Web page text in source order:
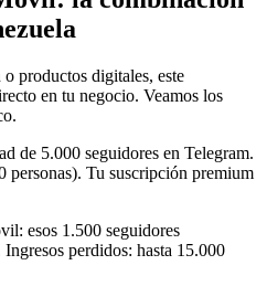
productos digitales, este
en tu negocio. Veamos los
de 5.000 seguidores en Telegram.
personas). Tu suscripción premium
: esos 1.500 seguidores
perdidos: hasta 15.000